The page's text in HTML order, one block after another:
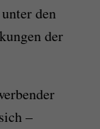
den
der
–